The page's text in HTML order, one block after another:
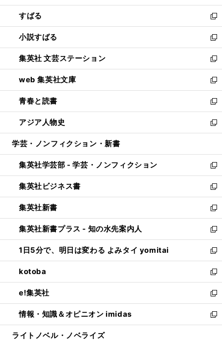
開
く
ウ
で
開
く
ン
ド
ウ
で
開
く
すばる
新
し
い
ウ
ィ
ン
ド
ウ
で
開
く
小説すばる
新
し
い
ウ
ィ
ン
ド
ウ
で
開
集英社 文芸ステーション
新
し
い
ウ
ィ
ン
ド
ウ
開
く
web 集英社文庫
新
し
い
ウ
ィ
ン
ウ
で
開
く
青春と読書
新
し
い
ウ
ン
ド
ウ
で
開
く
アジア人物史
新
し
ウ
ィ
ン
ド
ウ
で
開
く
学芸・ノンフィクション・新書
集英社学芸部 - 学芸・ノンフィクション
新
し
い
ウ
ィ
ン
ド
ウ
で
開
く
集英社ビジネス書
新
し
い
ウ
ィ
ン
ド
ウ
で
開
く
集英社新書
新
し
い
ウ
ィ
ン
ド
ウ
で
開
く
集英社新書プラス - 知の水先案内人
新
し
い
ウ
ィ
ン
ド
ウ
で
開
1日5分で、明日は変わる よみタイ yomitai
新
し
い
ウ
ィ
ン
ド
ウ
kotoba
新
し
い
ウ
ィ
ン
e!集英社
新
し
い
ウ
情報・知識＆オピニオン imidas
新
し
ライトノベル・ノベライズ